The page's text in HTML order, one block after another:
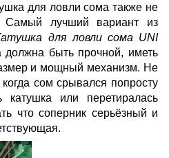
для ловли сома также не
Самый лучший вариант из
для ловли сома UNI
должна быть прочной, иметь
и мощный механизм. Не
сом срывался попросту
катушка или перетиралась
что соперник серьёзный и